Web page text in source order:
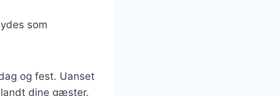
som
og fest. Uanset
dine gæster.